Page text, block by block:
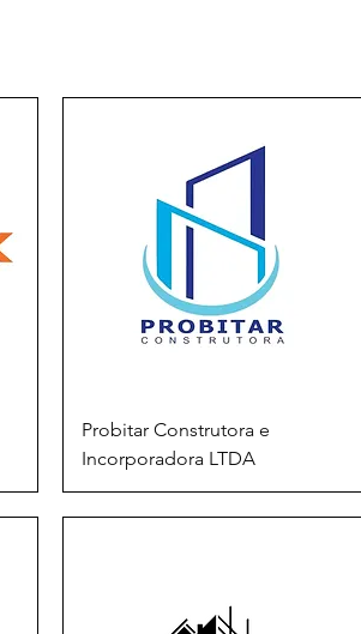
Probitar Construtora e
Incorporadora LTDA